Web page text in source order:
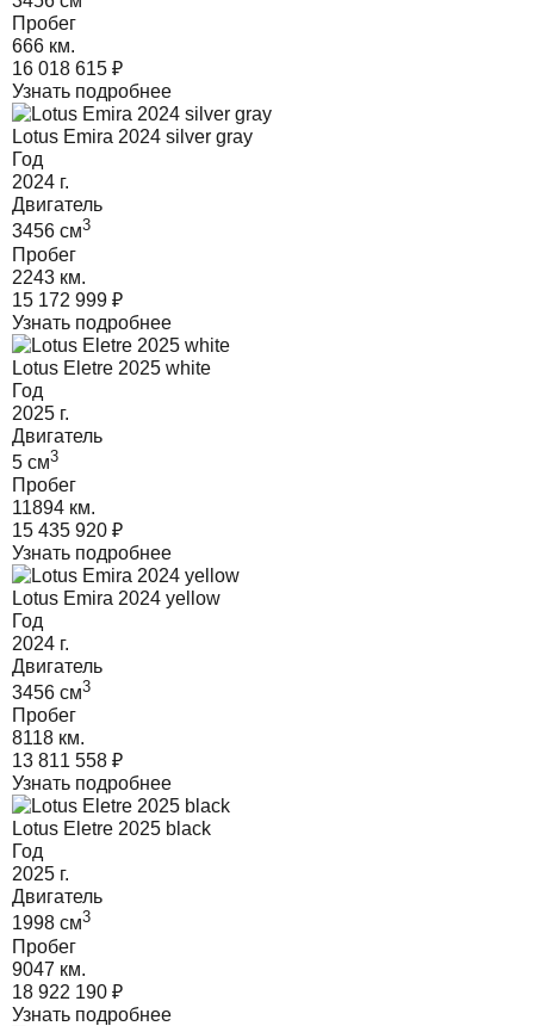
Пробег
666 км.
16 018 615 ₽
Узнать подробнее
Lotus Emira 2024 silver gray
Год
2024 г.
Двигатель
3456 cм3
Пробег
2243 км.
15 172 999 ₽
Узнать подробнее
Lotus Eletre 2025 white
Год
2025 г.
Двигатель
5 cм3
Пробег
11894 км.
15 435 920 ₽
Узнать подробнее
Lotus Emira 2024 yellow
Год
2024 г.
Двигатель
3456 cм3
Пробег
8118 км.
13 811 558 ₽
Узнать подробнее
Lotus Eletre 2025 black
Год
2025 г.
Двигатель
1998 cм3
Пробег
9047 км.
18 922 190 ₽
Узнать подробнее